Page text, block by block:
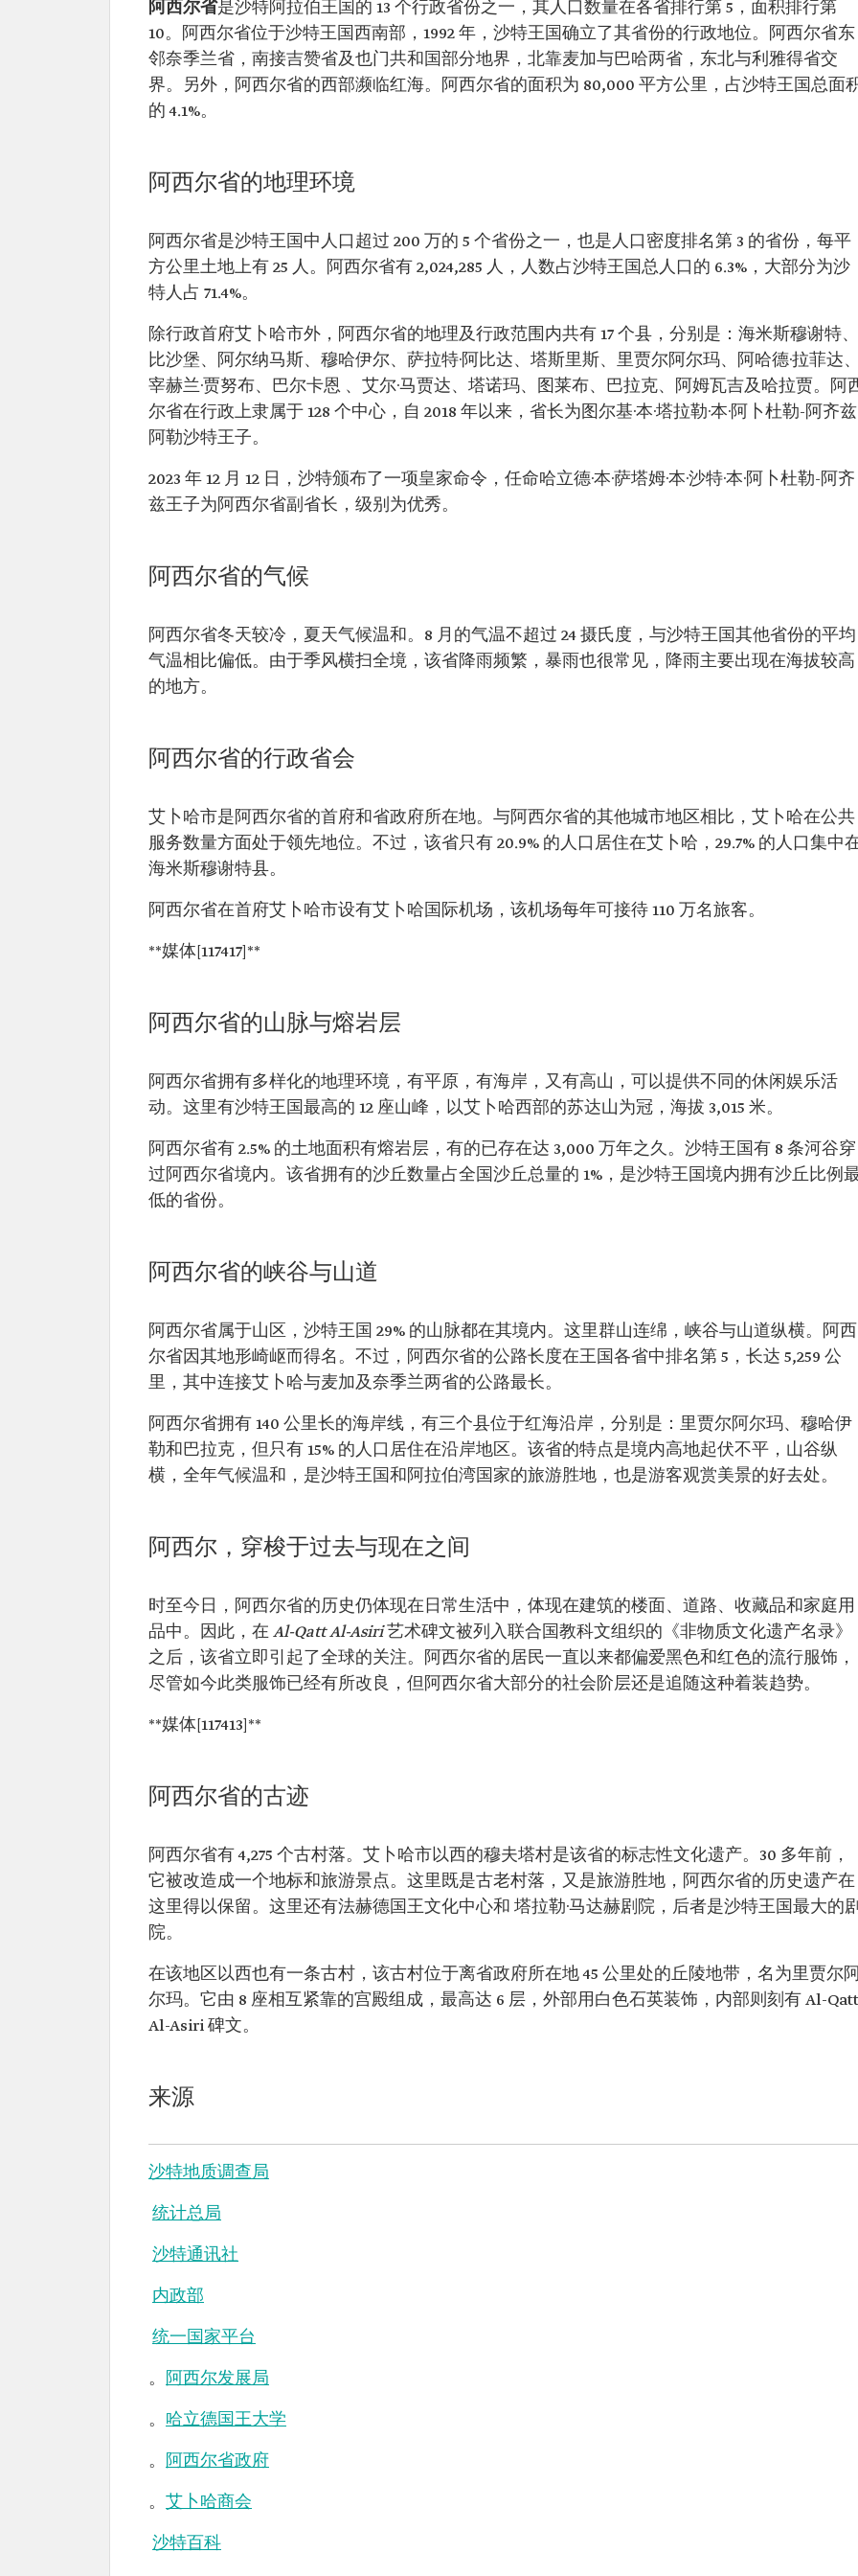
阿西尔省是沙特阿拉伯王国的 13 个行政省份之一，其人口数量在各省排行第 5，面积排行第
10。阿西尔省位于沙特王国西南部，1992 年，沙特王国确立了其省份的行政地位。阿西尔省东
邻奈季兰省，南接吉赞省及也门共和国部分地界，北靠麦加与巴哈两省，东北与利雅得省交
界。另外，阿西尔省的西部濒临红海。阿西尔省的面积为 80,000 平方公里，占沙特王国总面
的 4.1%。
阿西尔省的地理环境
阿西尔省是沙特王国中人口超过 200 万的 5 个省份之一，也是人口密度排名第 3 的省份，每平
方公里土地上有 25 人。阿西尔省有 2,024,285 人，人数占沙特王国总人口的 6.3%，大部分为沙
特人占 71.4%。
除行政首府艾卜哈市外，阿西尔省的地理及行政范围内共有 17 个县，分别是：海米斯穆谢特、
比沙堡、阿尔纳马斯、穆哈伊尔、萨拉特·阿比达、塔斯里斯、里贾尔阿尔玛、阿哈德·拉菲达
宰赫兰·贾努布、巴尔卡恩 、艾尔·马贾达、塔诺玛、图莱布、巴拉克、阿姆瓦吉及哈拉贾。阿
尔省在行政上隶属于 128 个中心，自 2018 年以来，省长为图尔基·本·塔拉勒·本·阿卜杜勒-阿齐兹
阿勒沙特王子。
2023 年 12 月 12 日，沙特颁布了一项皇家命令，任命哈立德·本·萨塔姆·本·沙特·本·阿卜杜勒-阿齐
兹王子为阿西尔省副省长，级别为优秀。
阿西尔省的气候
阿西尔省冬天较冷，夏天气候温和。8 月的气温不超过 24 摄氏度，与沙特王国其他省份的平均
气温相比偏低。由于季风横扫全境，该省降雨频繁，暴雨也很常见，降雨主要出现在海拔较高
的地方。
阿西尔省的行政省会
艾卜哈市是阿西尔省的首府和省政府所在地。与阿西尔省的其他城市地区相比，艾卜哈在公共
服务数量方面处于领先地位。不过，该省只有 20.9% 的人口居住在艾卜哈，29.7% 的人口集中
海米斯穆谢特县。
阿西尔省在首府艾卜哈市设有艾卜哈国际机场，该机场每年可接待 110 万名旅客。
**媒体[117417]**
阿西尔省的山脉与熔岩层
阿西尔省拥有多样化的地理环境，有平原，有海岸，又有高山，可以提供不同的休闲娱乐活
动。这里有沙特王国最高的 12 座山峰，以艾卜哈西部的苏达山为冠，海拔 3,015 米。
阿西尔省有 2.5% 的土地面积有熔岩层，有的已存在达 3,000 万年之久。沙特王国有 8 条河谷穿
过阿西尔省境内。该省拥有的沙丘数量占全国沙丘总量的 1%，是沙特王国境内拥有沙丘比例
低的省份。
阿西尔省的峡谷与山道
阿西尔省属于山区，沙特王国 29% 的山脉都在其境内。这里群山连绵，峡谷与山道纵横。阿西
尔省因其地形崎岖而得名。不过，阿西尔省的公路长度在王国各省中排名第 5，长达 5,259 公
里，其中连接艾卜哈与麦加及奈季兰两省的公路最长。
阿西尔省拥有 140 公里长的海岸线，有三个县位于红海沿岸，分别是：里贾尔阿尔玛、穆哈伊
勒和巴拉克，但只有 15% 的人口居住在沿岸地区。该省的特点是境内高地起伏不平，山谷纵
横，全年气候温和，是沙特王国和阿拉伯湾国家的旅游胜地，也是游客观赏美景的好去处。
阿西尔，穿梭于过去与现在之间
时至今日，阿西尔省的历史仍体现在日常生活中，体现在建筑的楼面、道路、收藏品和家庭用
品中。因此，在Al-Qatt Al-Asiri艺术碑文被列入联合国教科文组织的《非物质文化遗产名录》
之后，该省立即引起了全球的关注。阿西尔省的居民一直以来都偏爱黑色和红色的流行服饰，
尽管如今此类服饰已经有所改良，但阿西尔省大部分的社会阶层还是追随这种着装趋势。
**媒体[117413]**
阿西尔省的古迹
阿西尔省有 4,275 个古村落。艾卜哈市以西的穆夫塔村是该省的标志性文化遗产。30 多年前，
它被改造成一个地标和旅游景点。这里既是古老村落，又是旅游胜地，阿西尔省的历史遗产在
这里得以保留。这里还有法赫德国王文化中心和 塔拉勒·马达赫剧院，后者是沙特王国最大的
院。
在该地区以西也有一条古村，该古村位于离省政府所在地 45 公里处的丘陵地带，名为里贾尔
尔玛。它由 8 座相互紧靠的宫殿组成，最高达 6 层，外部用白色石英装饰，内部则刻有 Al-Qatt
Al-Asiri 碑文。
来源
沙特地质调查局
统计总局
沙特通讯社
内政部
统一国家平台
。 阿西尔发展局
。 哈立德国王大学
。 阿西尔省政府
。 艾卜哈商会
沙特百科